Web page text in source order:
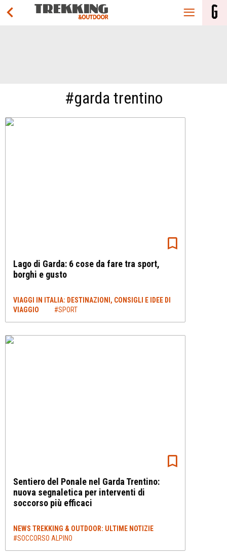
#garda trentino
Lago di Garda: 6 cose da fare tra sport,
borghi e gusto
VIAGGI IN ITALIA: DESTINAZIONI, CONSIGLI E IDEE DI
VIAGGIO
#SPORT
Sentiero del Ponale nel Garda Trentino:
nuova segnaletica per interventi di
soccorso più efficaci
NEWS TREKKING & OUTDOOR: ULTIME NOTIZIE
#SOCCORSO ALPINO